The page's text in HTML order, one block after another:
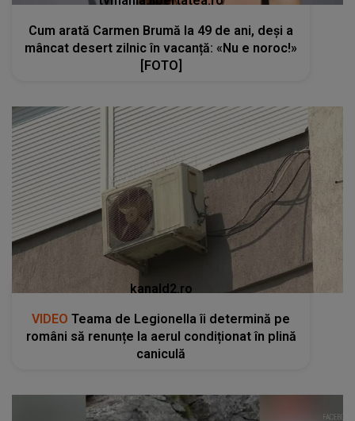
Cum arată Carmen Brumă la 49 de ani, deși a
mâncat desert zilnic în vacanță: «Nu e noroc!»
[FOTO]
kanald2.ro
VIDEO Teama de Legionella îi determină pe
români să renunțe la aerul condiționat în plină
caniculă